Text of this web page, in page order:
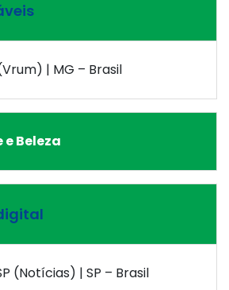
| MG – Brasil
Beleza
(Notícias) | SP – Brasil